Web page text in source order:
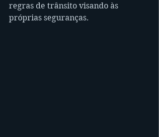
regras de trânsito visando às
próprias seguranças.